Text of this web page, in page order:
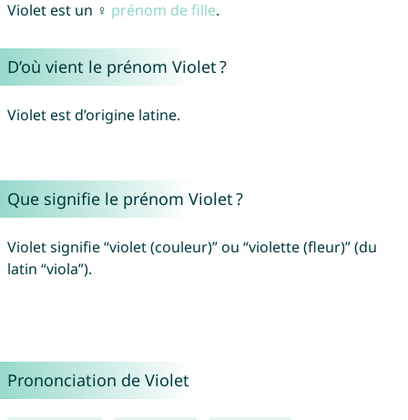
Violet est un ♀ prénom de fille.
D’où vient le prénom Violet ?
Violet est d’origine latine.
Que signifie le prénom Violet ?
Violet signifie “violet (couleur)” ou “violette (fleur)” (du
latin “viola”).
Prononciation de Violet